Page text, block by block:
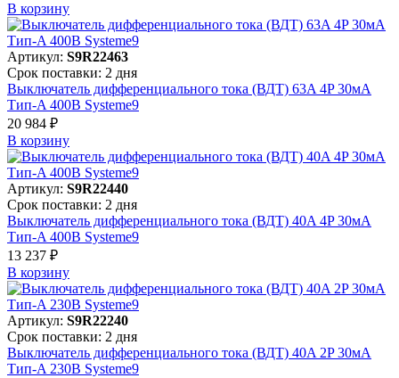
В корзинy
Артикул: S9R22463
Срок поставки: 2 дня
Выключатель дифференциального тока (ВДТ) 63A 4P 30мА
Тип-A 400В Systeme9
20 984 ₽
В корзинy
Артикул: S9R22440
Срок поставки: 2 дня
Выключатель дифференциального тока (ВДТ) 40A 4P 30мА
Тип-A 400В Systeme9
13 237 ₽
В корзинy
Артикул: S9R22240
Срок поставки: 2 дня
Выключатель дифференциального тока (ВДТ) 40A 2P 30мА
Тип-A 230В Systeme9